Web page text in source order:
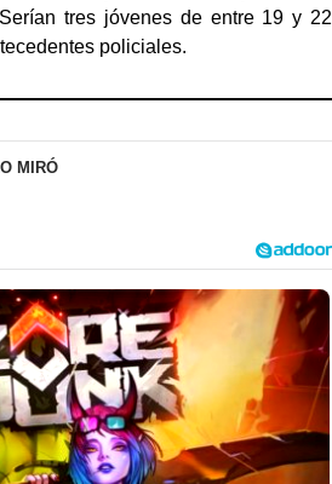
tres jóvenes de entre 19 y 22
policiales.
MIRÓ